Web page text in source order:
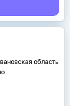
область